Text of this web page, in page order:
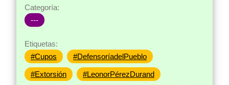
Categoría:
---
Etiquetas:
#Cupos
#DefensoríadelPueblo
#Extorsión #LeonorPérezDurand